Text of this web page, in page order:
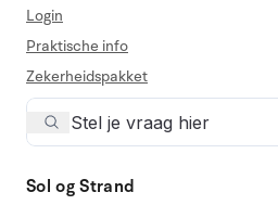
Login
Praktische info
Zekerheidspakket
Sol og Strand